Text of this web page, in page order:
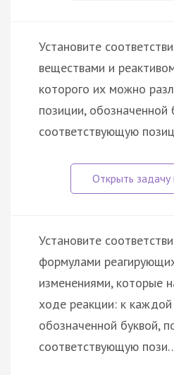
Установите
веществами и
которого их можно
позиции, обозначенной
соответствующую
Установите
формулами
изменениями, которые
ходе реакции: к каждой
обозначенной буквой,
соответствующую